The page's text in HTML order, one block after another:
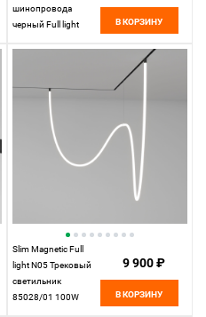
шинопровода
черный Full light
В КОРЗИНУ
Slim Magnetic Full
light N05 Трековый
светильник
85028/01 100W
9 900 ₽
В КОРЗИНУ